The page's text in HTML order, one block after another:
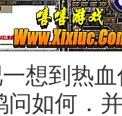
想到热
问如何．